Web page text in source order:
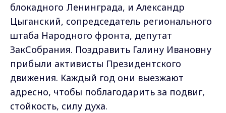
блокадного Ленинграда, и Александр
Цыганский, сопредседатель регионального
штаба Народного фронта, депутат
ЗакСобрания. Поздравить Галину Ивановну
прибыли активисты Президентского
движения. Каждый год они выезжают
адресно, чтобы поблагодарить за подвиг,
стойкость, силу духа.